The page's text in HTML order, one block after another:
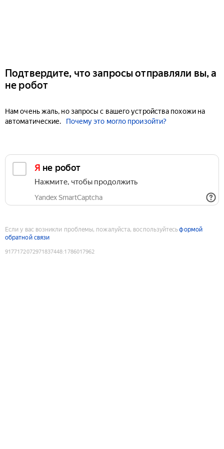
Подтвердите, что запросы отправляли вы, а
не робот
Нам очень жаль, но запросы с вашего устройства похожи на
автоматические.
Почему это могло произойти?
Я не робот
Нажмите, чтобы продолжить
Yandex SmartCaptcha
Если у вас возникли проблемы, пожалуйста, воспользуйтесьформой
обратной связи
9177172072971837448:1786017962